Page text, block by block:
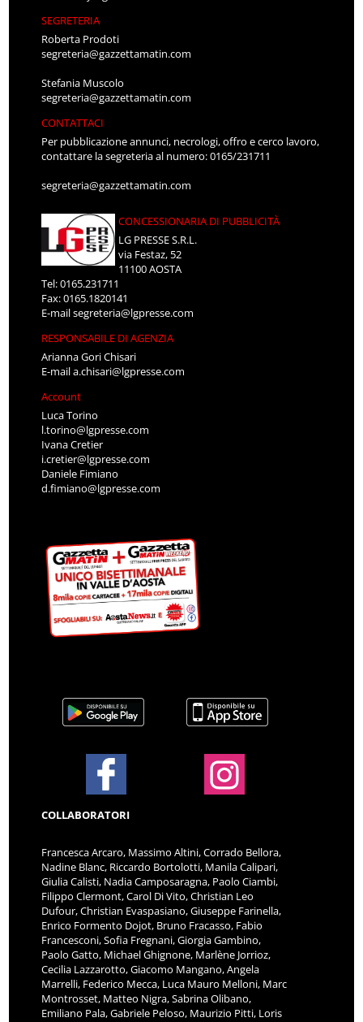
SEGRETERIA
Roberta Prodoti
segreteria@gazzettamatin.com
Stefania Muscolo
segreteria@gazzettamatin.com
CONTATTACI
Per pubblicazione annunci, necrologi, offro e cerco lavoro,
contattare la segreteria al numero: 0165/231711
segreteria@gazzettamatin.com
CONCESSIONARIA DI PUBBLICITÀ
LG PRESSE S.R.L.
via Festaz, 52
11100 AOSTA
Tel: 0165.231711
Fax: 0165.1820141
E-mailsegreteria@lgpresse.com
RESPONSABILE DI AGENZIA
Arianna Gori Chisari
E-maila.chisari@lgpresse.com
Account
Luca Torino
l.torino@lgpresse.com
Ivana Cretier
i.cretier@lgpresse.com
Daniele Fimiano
d.fimiano@lgpresse.com
COLLABORATORI
Francesca Arcaro, Massimo Altini, Corrado Bellora,
Nadine Blanc, Riccardo Bortolotti, Manila Calipari,
Giulia Calisti, Nadia Camposaragna, Paolo Ciambi,
Filippo Clermont, Carol Di Vito, Christian Leo
Dufour, Christian Evaspasiano, Giuseppe Farinella,
Enrico Formento Dojot, Bruno Fracasso, Fabio
Francesconi, Sofia Fregnani, Giorgia Gambino,
Paolo Gatto, Michael Ghignone, Marlène Jorrioz,
Cecilia Lazzarotto, Giacomo Mangano, Angela
Marrelli, Federico Mecca, Luca Mauro Melloni, Marc
Montrosset, Matteo Nigra, Sabrina Olibano,
Emiliano Pala, Gabriele Peloso, Maurizio Pitti, Loris